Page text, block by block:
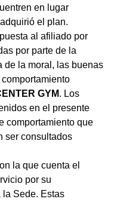
en lugar
el plan.
al afiliado por
por parte de la
de la moral, las buenas
GYM. Los
en el presente
comportamiento que
ser consultados
la que cuenta el
por su
Sede. Estas